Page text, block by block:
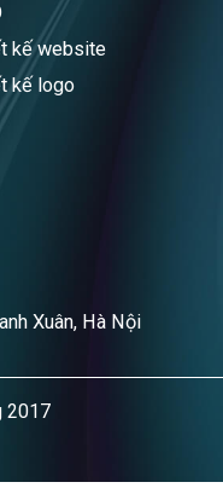
kế website
kế logo
Xuân, Hà Nội
2017